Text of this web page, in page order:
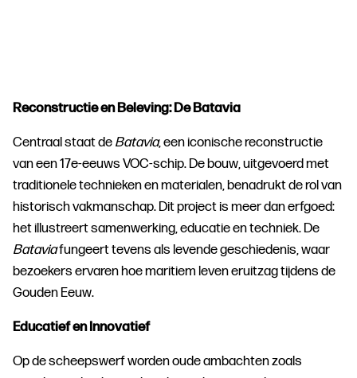
Reconstructie en Beleving: De Batavia
Centraal staat de Batavia, een iconische reconstructie
van een 17e-eeuws VOC-schip. De bouw, uitgevoerd met
traditionele technieken en materialen, benadrukt de rol van
historisch vakmanschap. Dit project is meer dan erfgoed:
het illustreert samenwerking, educatie en techniek. De
Bataviafungeert tevens als levende geschiedenis, waar
bezoekers ervaren hoe maritiem leven eruitzag tijdens de
Gouden Eeuw.
Educatief en Innovatief
Op de scheepswerf worden oude ambachten zoals